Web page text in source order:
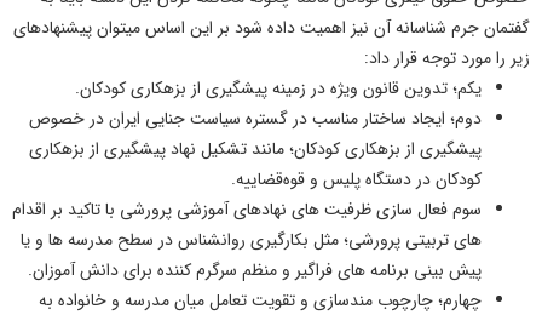
گفتمان جرم شناسانه آن نیز اهمیت داده شود بر این اساس میتوان پیشنهادهای
زیر را مورد توجه قرار داد:
یکم؛ تدوین قانون ویژه در زمینهپیشگیری از بزهکاری کودکان.
دوم؛ ایجاد ساختار مناسب در گستره سیاست جنایی ایران در خصوص
پیشگیری از بزهکاری کودکان؛ مانند تشکیل نهاد پیشگیری از بزهکاری
کودکاندر دستگاه پلیس و قوهقضاییه.
سوم فعال سازی ظرفیت های نهادهای آموزشی پرورشی با تاکید بر اقدام
های تربیتی پرورشی؛ مثل بکارگیری روانشناس در سطح مدرسه ها و یا
پیش بینی برنامه های فراگیر و منظم سرگرم کننده برای دانش آموزان.
چهارم؛ چارچوب مندسازی و تقویت تعامل میان مدرسه و خانواده به